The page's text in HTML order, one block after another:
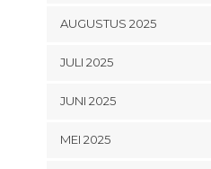
AUGUSTUS 2025
JULI 2025
JUNI 2025
MEI 2025